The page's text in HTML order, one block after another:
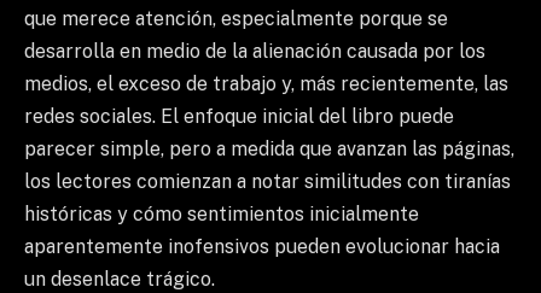
que merece atención, especialmente porque se
desarrolla en medio de la alienación causada por los
medios, el exceso de trabajo y, más recientemente, las
redes sociales. El enfoque inicial del libro puede
parecer simple, pero a medida que avanzan las páginas,
los lectores comienzan a notar similitudes con tiranías
históricas y cómo sentimientos inicialmente
aparentemente inofensivos pueden evolucionar hacia
un desenlace trágico.